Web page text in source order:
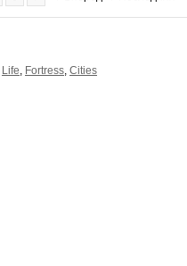
Life, Fortress, Cities